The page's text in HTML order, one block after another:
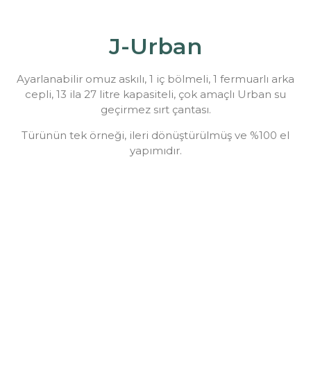
J-Urban
Ayarlanabilir omuz askılı, 1 iç bölmeli, 1 fermuarlı arka
cepli, 13 ila 27 litre kapasiteli, çok amaçlı Urban su
geçirmez sırt çantası.
Türünün tek örneği, ileri dönüştürülmüş ve %100 el
yapımıdır.